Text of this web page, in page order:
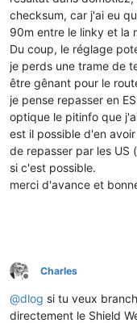
checksum, car j'ai eu
90m entre le linky et la
Du coup, le réglage
je perds une trame de
être gênant pour le
je pense repasser en
optique le pitinfo que
est il possible d'en
de repasser par les US
si c'est possible.
merci d'avance et
Offline
Charles
@dlog si tu veux
directement le Shield